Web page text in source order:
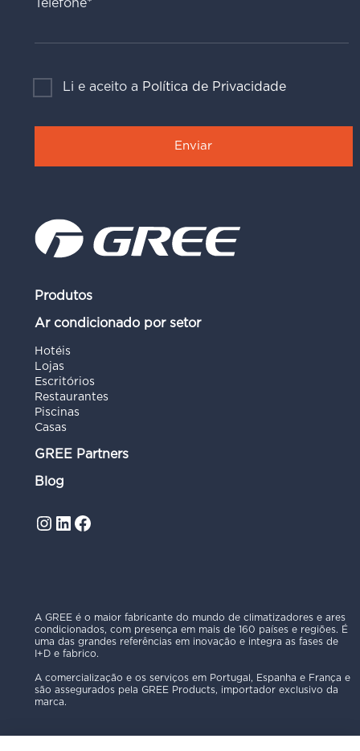
Telefone*
Li e aceito a Política de Privacidade
Produtos
Ar condicionado por setor
Hotéis
Lojas
Escritórios
Restaurantes
Piscinas
Casas
GREE Partners
Blog
Instagram
LinkedIn
Facebook
A GREE é o maior fabricante do mundo de climatizadores e ares
condicionados, com presença em mais de 160 países e regiões. É
uma das grandes referências em inovação e integra as fases de
I+D e fabrico.
A comercialização e os serviços em Portugal, Espanha e França e
são assegurados pela GREE Products, importador exclusivo da
marca.